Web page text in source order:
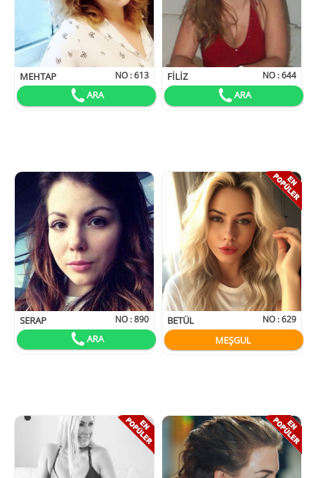
MEHTAP NO :613
ARA
FILIZ NO :644
ARA
SERAP NO :890
ARA
BETÜL NO :629
MEŞGUL